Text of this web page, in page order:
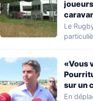
Le
«Vous
sur un
du
En